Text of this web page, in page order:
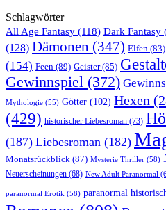
Schlagwörter
All Age Fantasy (118) Dark Fantasy
(128) Dämonen (347) Elfen (83)
(154) Feen (89) Geister(85)
Gewinnspiel (372)
Mythologie (55) Götter (102) Hexen
(429) historischer Liebesroman (73)
(187) Liebesroman (182)
Monatsrückblick (87) Mysterie Thriller (58)
Neuerscheinungen (68) New Adult Paranormal
paranormal Erotik (58) paranormal